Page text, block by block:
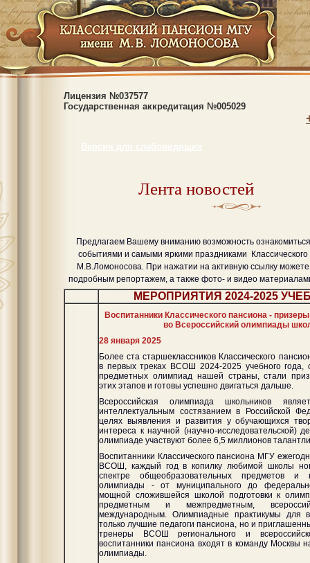
Лицензия №037577
Государственная аккредитация №005029
Версия для слабовидящих
Лента новостей
Предлагаем Вашему вниманию возможность
событиями и самыми яркими праздниками
М.В.Ломоносова. При нажатии на активную ссылку можете
подробным репортажем, а также фото- и видео
МЕРОПРИЯТИЯ 2024-2025
Воспитанники Классического пансиона -
во Всероссийский олимпиады
28 января 2025
Более ста старшеклассников Классического
в первых треках ВСОШ 2024-2025 учебного
предметных олимпиад нашей страны, стали
этих этапов и готовы успешно двигаться дальше.
Всероссийская олимпиада школьников
интеллектуальным состязанием в Российской
целях выявления и развития у обучающихся
интереса к научной (научно-исследовательской)
олимпиаде участвуют более 6,5 миллионов
Воспитанники Классического пансиона МГУ
ВСОШ, каждый год в копилку любимой школы
спектре общеобразовательных предметов и
олимпиады - от муниципального до
мощной сложившейся школой подготовки к
предметным и межпредметным,
международным. Олимпиадные практикумы для
только лучшие педагоги пансиона, но и
тренеры ВСОШ регионального и
воспитанники пансиона входят в команду Москвы
олимпиады.